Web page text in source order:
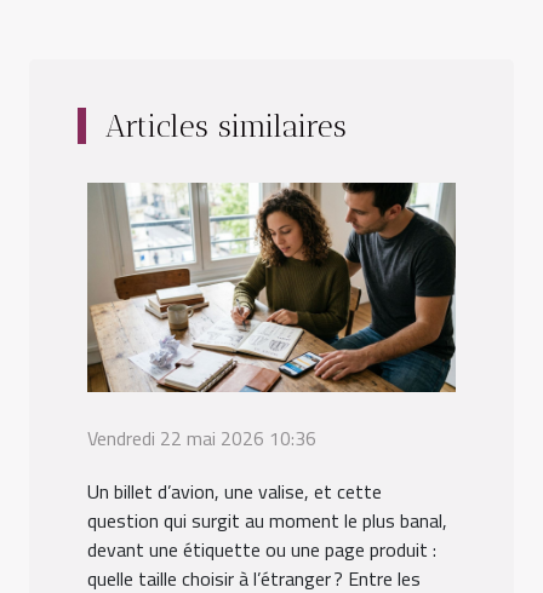
Articles similaires
Vendredi 22 mai 2026 10:36
Un billet d’avion, une valise, et cette
question qui surgit au moment le plus banal,
devant une étiquette ou une page produit :
quelle taille choisir à l’étranger ? Entre les